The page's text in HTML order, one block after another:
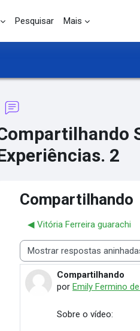
Pesquisar Mais
2
Compartilhando
◀︎ Vitória Ferreira guarachi
Modo de visualização
Compartilhando
porEmily Fermino
Número de
Sobre o vídeo: